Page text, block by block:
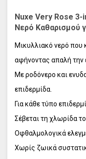
Nuxe Very Rose
Νερό Καθαρισμού
Μικυλλιακό νερό που
αφήνοντας απαλή την
Με ροδόνερο και
επιδερμίδα.
Για κάθε τύπο
Σέβεται τη χλωρίδα
Οφθαλμολογικά
Χωρίς ζωικά